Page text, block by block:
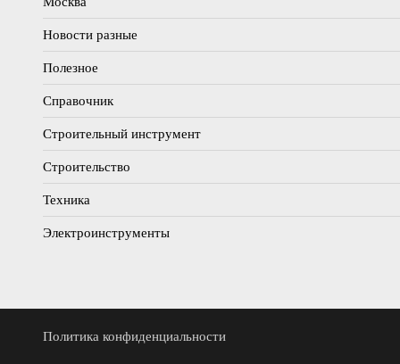
Новости разные
Полезное
Справочник
Строительный инструмент
Строительство
Техника
Электроинструменты
Политика конфиденциальности